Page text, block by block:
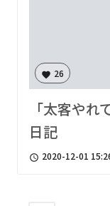
favorite 26
「太客や
日記
access_time 2020-12-01